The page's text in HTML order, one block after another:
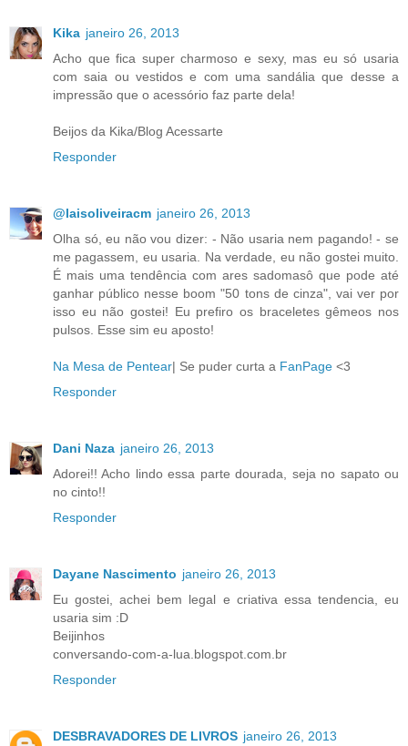
Kika janeiro 26, 2013
Acho que fica super charmoso e sexy, mas eu só usaria
com saia ou vestidos e com uma sandália que desse a
impressão que o acessório faz parte dela!
Beijos da Kika/Blog Acessarte
Responder
@laisoliveiracm janeiro 26, 2013
Olha só, eu não vou dizer: - Não usaria nem pagando! - se
me pagassem, eu usaria. Na verdade, eu não gostei muito.
É mais uma tendência com ares sadomasô que pode até
ganhar público nesse boom "50 tons de cinza", vai ver por
isso eu não gostei! Eu prefiro os braceletes gêmeos nos
pulsos. Esse sim eu aposto!
Na Mesa de Pentear| Se puder curta a FanPage <3
Responder
Dani Naza janeiro 26, 2013
Adorei!! Acho lindo essa parte dourada, seja no sapato ou
no cinto!!
Responder
Dayane Nascimento janeiro 26, 2013
Eu gostei, achei bem legal e criativa essa tendencia, eu
usaria sim :D
Beijinhos
conversando-com-a-lua.blogspot.com.br
Responder
DESBRAVADORES DE LIVROS janeiro 26, 2013